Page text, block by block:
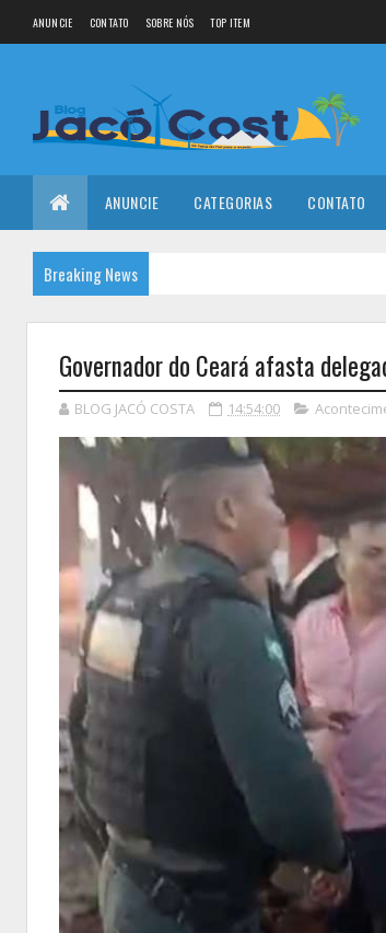
ANUNCIE CONTATO SOBRE NÓS TOP ITEM
ANUNCIE CATEGORIAS CONTATO
Breaking News
Governador do Ceará afasta
BLOG JACÓ COSTA 14:54:00